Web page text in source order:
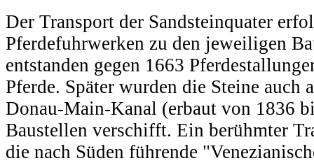
Der Transport der Sandsteinquater
Pferdefuhrwerken zu den jeweiligen
entstanden gegen 1663
Pferde. Später wurden die Steine auch
Donau-Main-Kanal (erbaut von 1836
Baustellen verschifft. Ein berühmter
die nach Süden führende